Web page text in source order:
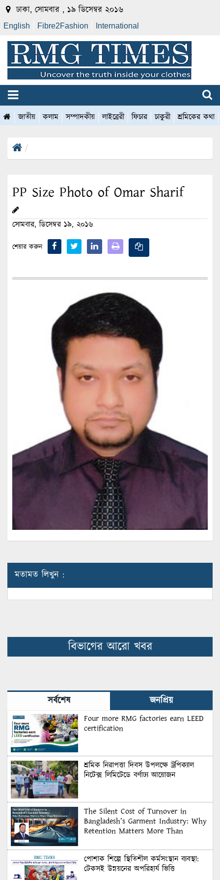
ঢাকা, সোমবার , ১৯ ডিসেম্বর ২০১৬
English Fibre2Fashion International
জাতীয় কলাম সম্পাদকীয় লাইব্রেরী ফিচার চাকুরী শ্রমিকের কথা
PP Size Photo of Omar Sharif
সোমবার, ডিসেম্বর ১৯, ২০১৬
শেয়ার করুন
মতামত লিখুন :
বিভাগের আরো খবর
সর্বশেষ জনপ্রিয়
Four more RMG factories earn LEED
certification
শ্রমিক নিরাপত্তা দিবস উপলক্ষে ট্রপিক্যাল
নিটেক্স লিমিটেডে বর্ণাঢ্য আয়োজন
The Silent Cost of Turnover in
Bangladesh’s Garment Industry: Why
Retention Matters More Than
পোশাক শিল্পে স্থিতিশীল কর্মসংস্থান ব্যবস্থা:
টেকসই উন্নয়নের অপরিহার্য ভিত্তি